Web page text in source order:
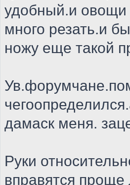
удобный.и овощи
много резать.и
ножу еще такой
дамаск меня.
Руки
вправятся